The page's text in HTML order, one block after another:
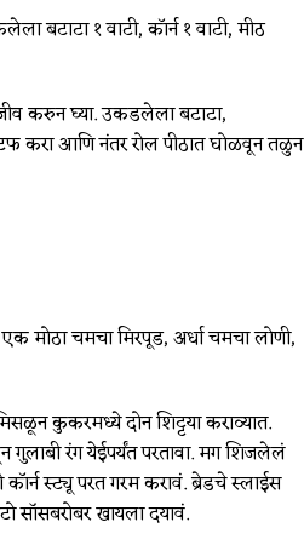
बटाटा १ वाटी, कॉर्न १ वाटी, मीठ
करुन घ्या. उकडलेला बटाटा,
करा आणि नंतर रोल पीठात घोळवून तळुन
मोठा चमचा मिरपूड, अर्धा चमचा लोणी,
कुकरमध्ये दोन शिट्टया कराव्यात.
गुलाबी रंग येईपर्यंत परतावा. मग शिजलेलं
स्ट्यू परत गरम करावं. ब्रेडचे स्लाईस
सॉसबरोबर खायला दयावं.